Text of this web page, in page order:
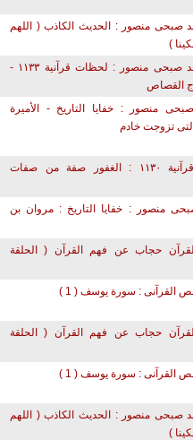
صبحى منصور : الحديث الكاذب ( اللهم
)
إسأل أحمد صبحى منصور : لحظات قرآنية ١١٣٣ -
القصاص
منصور : خفايا التاريخ - الأميرة
التى تزوجت خادم
لحظات قرآنية ١١٣٠ : الغفور صفة من صفات
منصور : خفايا التاريخ : مروان بن
حجاب عن فهم القرآن ( الحلقة
القرآنى : سورة يوسف ( 1 )
حجاب عن فهم القرآن ( الحلقة
القرآنى : سورة يوسف ( 1 )
صبحى منصور : الحديث الكاذب ( اللهم
)